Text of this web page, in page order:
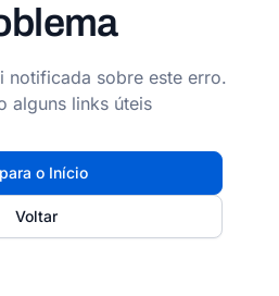
notificada sobre este erro.
alguns links úteis
o Início
Voltar